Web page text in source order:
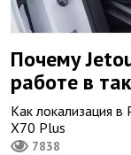
Почему
работе в
Как локализация в
X70 Plus
7838